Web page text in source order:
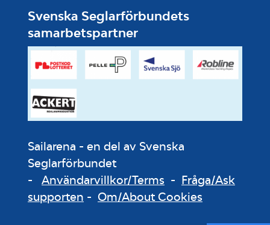
Svenska Seglarförbundets
samarbetspartner
Sailarena - en del av Svenska
Seglarförbundet
- Användarvillkor/Terms - Fråga/Ask
supporten - Om/About Cookies